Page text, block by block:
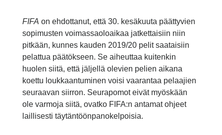
FIFA on ehdottanut, että 30. kesäkuuta päättyvien
sopimusten voimassaoloaikaa jatkettaisiin niin
pitkään, kunnes kauden 2019/20 pelit saataisiin
pelattua päätökseen. Se aiheuttaa kuitenkin
huolen siitä, että jäljellä olevien pelien aikana
koettu loukkaantuminen voisi vaarantaa pelaajien
seuraavan siirron. Seurapomot eivät myöskään
ole varmoja siitä, ovatko FIFA:n antamat ohjeet
laillisesti täytäntöönpanokelpoisia.